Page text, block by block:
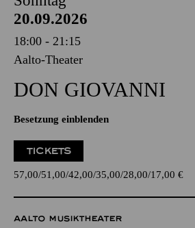
20.09.2026
18:00 - 21:15
Aalto-Theater
DON GIO­VANNI
Besetzung einblenden
TICKETS
57,00 51,00 42,00 35,00 28,00 17,00 €
AALTO MUSIKTHEATER